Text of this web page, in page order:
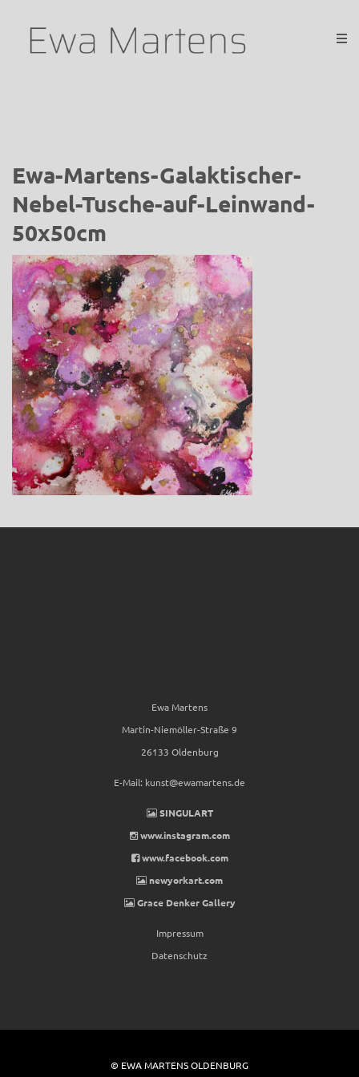
Ewa-Martens-Galaktischer-
Nebel-Tusche-auf-Leinwand-
50x50cm
Ewa Martens
Martin-Niemöller-Straße 9
26133 Oldenburg
E-Mail: kunst@ewamartens.de
SINGULART
www.instagram.com
www.facebook.com
newyorkart.com
Grace Denker Gallery
Impressum
Datenschutz
© EWA MARTENS OLDENBURG